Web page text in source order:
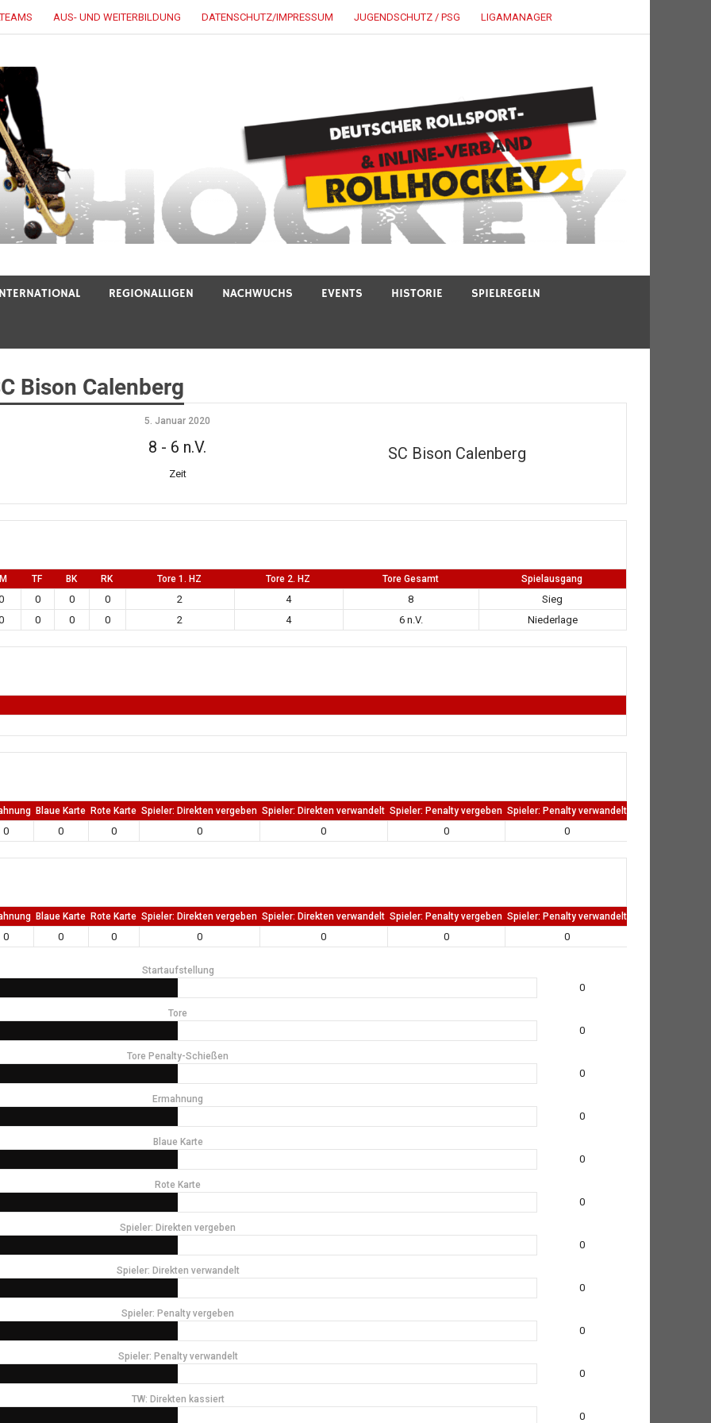
AUS- UND WEITERBILDUNG DATENSCHUTZ/IMPRESSUM JUGENDSCHUTZ / PSG LIGAMANAGER
REGIONALLIGEN NACHWUCHS EVENTS HISTORIE SPIELREGELN
Bison Calenberg
SC Bison Calenberg
5. Januar 2020
8 - 6 n.V.
Zeit
TF BK RK Tore 1. HZ Tore 2. HZ Tore Gesamt Spielausgang
0 0 0 2 4 8
Sieg
0 0 0 2 4 6 n.V. Niederlage
Blaue Karte Rote Karte Spieler: Direkten vergeben Spieler: Direkten verwandelt Spieler: Penalty vergeben Spieler: Penalty verwandelt
0 0 0 0 0 0 0
Blaue Karte Rote Karte Spieler: Direkten vergeben Spieler: Direkten verwandelt Spieler: Penalty vergeben Spieler: Penalty verwandelt
0 0 0 0 0 0 0
Startaufstellung
0
Tore
0
Tore Penalty-Schießen
0
Ermahnung
0
Blaue Karte
0
Rote Karte
0
Spieler: Direkten vergeben
0
Spieler: Direkten verwandelt
0
Spieler: Penalty vergeben
0
Spieler: Penalty verwandelt
0
TW: Direkten kassiert
0